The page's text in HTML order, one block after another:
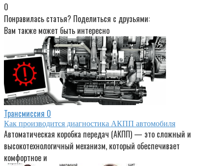
0
Понравилась статья? Поделиться с друзьями:
Вам также может быть интересно
Трансмиссия 0
Как производится диагностика АКПП автомобиля
Автоматическая коробка передач (АКПП) — это сложный и
высокотехнологичный механизм, который обеспечивает
комфортное и